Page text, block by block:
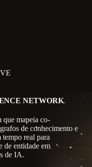
NETWORK
que mapeia co-
de conhecimento e
tempo real para
de entidade em
de IA.